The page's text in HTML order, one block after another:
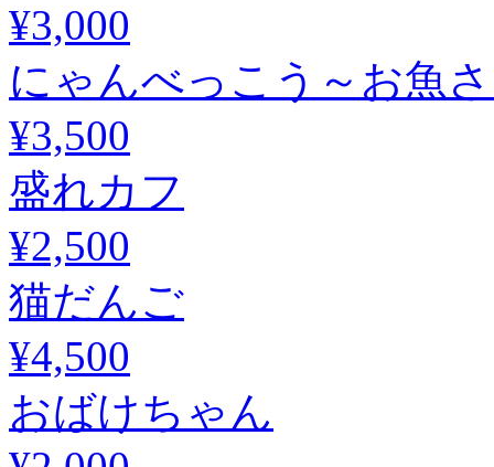
¥3,000
にゃんべっこう～お魚
¥3,500
盛れカフ
¥2,500
猫だんご
¥4,500
おばけちゃん